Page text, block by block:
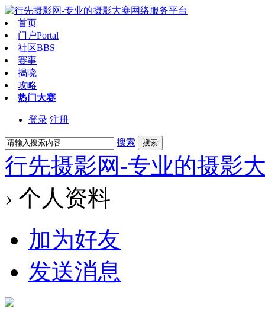
首页
门户Portal
社区BBS
赛事
揭晓
攻略
热门大赛
登录 注册
搜索 搜索
行先摄影网-专业的摄影
› 个人资料
加为好友
发送消息